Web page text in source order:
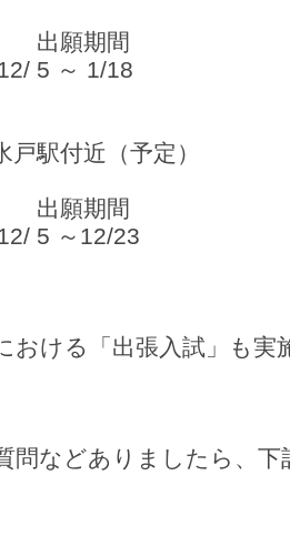
期間
1/18 １月２
駅付近（予定）
期間
12/23 １月
ける「出張入試」も実
問などありましたら、